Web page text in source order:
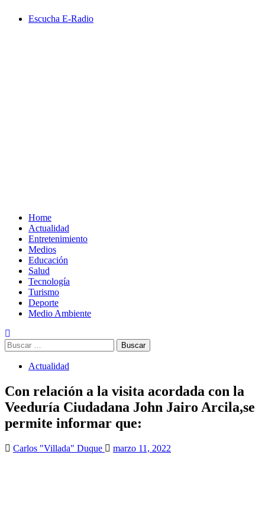
Escucha E-Radio
Home
Actualidad
Entretenimiento
Medios
Educación
Salud
Tecnología
Turismo
Deporte
Medio Ambiente
Buscar:
Actualidad
Con relación a la visita acordada con la
Veeduría Ciudadana John Jairo Arcila,se
permite informar que:
Carlos "Villada" Duque marzo 11, 2022